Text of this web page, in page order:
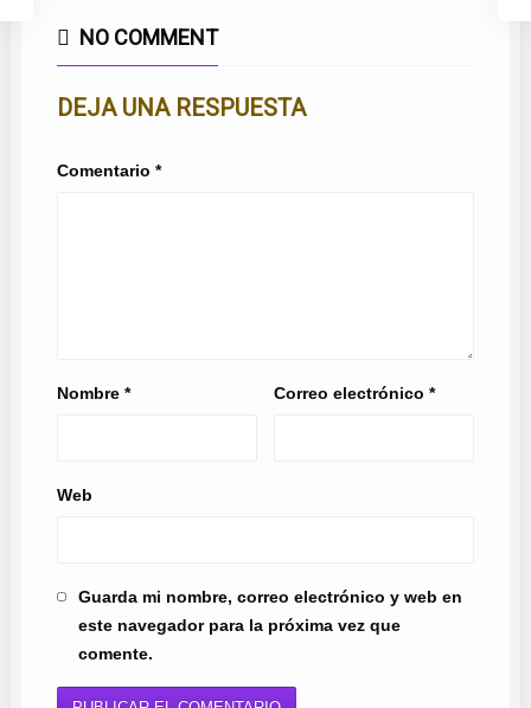
NO COMMENT
DEJA UNA RESPUESTA
Comentario *
Nombre * Correo electrónico*
Web
Guarda mi nombre, correo electrónico y web en
este navegador para la próxima vez que
comente.